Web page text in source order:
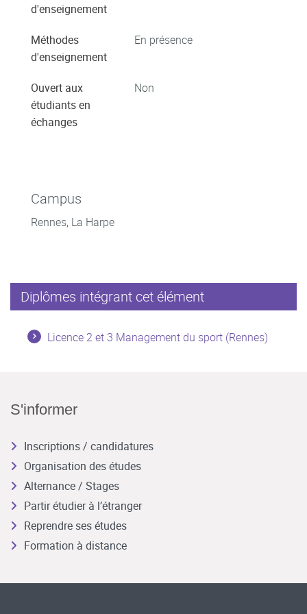
d'enseignement
Méthodes
d'enseignement
En présence
Ouvert aux
étudiants en
échanges
Non
Campus
Rennes, La Harpe
Diplômes intégrant cet élément
Licence 2 et 3 Management du sport (Rennes)
S'informer
Inscriptions / candidatures
Organisation des études
Alternance / Stages
Partir étudier à l’étranger
Reprendre ses études
Formation à distance